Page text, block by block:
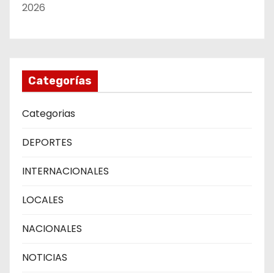
2026
Categorías
Categorias
DEPORTES
INTERNACIONALES
LOCALES
NACIONALES
NOTICIAS